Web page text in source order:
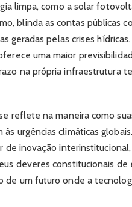
limpa, como a solar
blinda as contas públicas
geradas pelas crises
uma maior
na própria infraestrutura
reflete na maneira como
urgências climáticas
de inovação
deveres constitucionais de
de um futuro onde a